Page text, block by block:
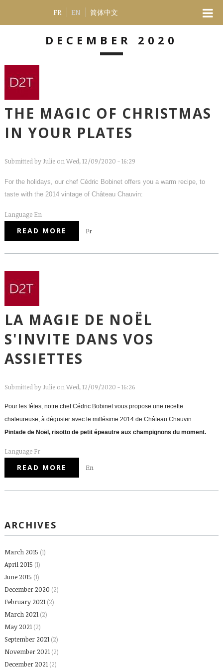
FR EN 简体中文
DECEMBER 2020
THE MAGIC OF CHRISTMAS
IN YOUR PLATES
Submitted byJulieon Wed, 12/09/2020 - 16:29
For the holidays, our chef Cédric Bobinet offers you a warm recipe, to
taste with the 2014 vintage of Château Chauvin:
Language En
READ MORE
ABOUT THE MAGIC OF CHRISTMAS
Fr
LA MAGIE DE NOËL
S'INVITE DANS VOS
ASSIETTES
Submitted byJulieon Wed, 12/09/2020 - 16:26
Pour les fêtes, notre chef Cédric Bobinet vous propose une recette
chaleureuse, à déguster avec le millésime 2014 de Château Chauvin :
Pintade de Noël, risotto de petit épeautre aux champignons du moment.
Language Fr
READ MORE
ABOUT LA MAGIE DE NOËL S'INVITE
En
ARCHIVES
March 2015 (1)
April 2015 (1)
June 2015 (1)
December 2020 (2)
February 2021(2)
March 2021(2)
May 2021(2)
September 2021(2)
November 2021(2)
December 2021(2)